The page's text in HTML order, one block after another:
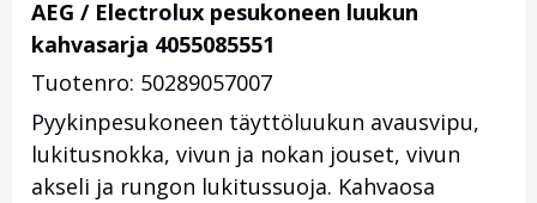
AEG / Electrolux pesukoneen luukun
kahvasarja 4055085551
Tuotenro: 50289057007
Pyykinpesukoneen täyttöluukun avausvipu,
lukitusnokka, vivun ja nokan jouset, vivun
akseli ja rungon lukitussuoja. Kahvaosa